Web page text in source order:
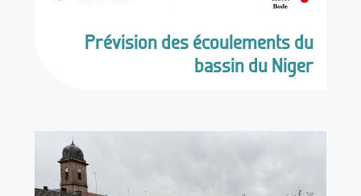
Prévision des écoulements du
bassin du Niger